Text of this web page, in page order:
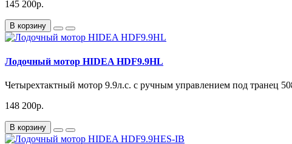
145 200р.
В корзину
Лодочный мотор HIDEA HDF9.9HL
Четырехтактный мотор 9.9л.с. с ручным управлением под транец
148 200р.
В корзину